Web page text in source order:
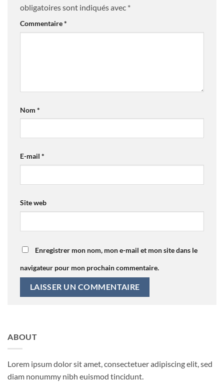
obligatoires sont indiqués avec *
Commentaire*
Nom *
E-mail *
Site web
Enregistrer mon nom, mon e-mail et mon site dans le
navigateur pour mon prochain commentaire.
ABOUT
Lorem ipsum dolor sit amet, consectetuer adipiscing elit, sed
diam nonummy nibh euismod tincidunt.